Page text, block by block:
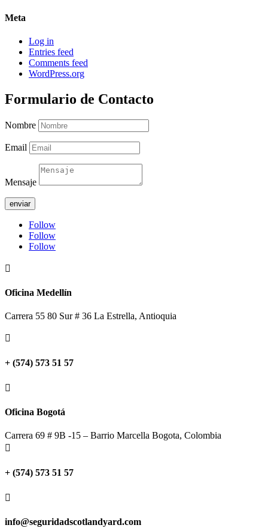
Meta
Log in
Entries feed
Comments feed
WordPress.org
Formulario de Contacto
Nombre
Email
Mensaje
enviar
Follow
Follow
Follow

Oficina Medellín
Carrera 55 80 Sur # 36 La Estrella, Antioquia

+ (574) 573 51 57

Oficina Bogotá
Carrera 69 # 9B -15 – Barrio Marcella Bogota, Colombia

+ (574) 573 51 57

info@seguridadscotlandyard.com